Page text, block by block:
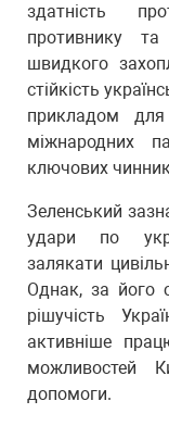
здатність
противнику
швидкого
стійкість
прикладом
міжнародних
ключових
Зеленський
удари по
залякати
Однак, за його
рішучість
активніше
можливостей
допомоги.